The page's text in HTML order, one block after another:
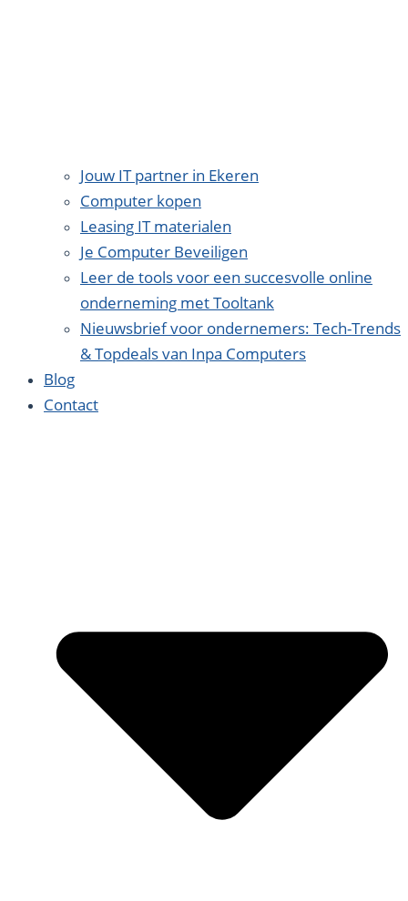
Jouw IT partner in Ekeren
Computer kopen
Leasing IT materialen
Je Computer Beveiligen
Leer de tools voor een succesvolle online
onderneming met Tooltank
Nieuwsbrief voor ondernemers: Tech-Trends
& Topdeals van Inpa Computers
Blog
Contact